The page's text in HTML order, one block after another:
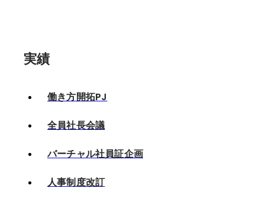
実績
働き方開拓PJ
全員社長会議
バーチャル社員証企画
人事制度改訂